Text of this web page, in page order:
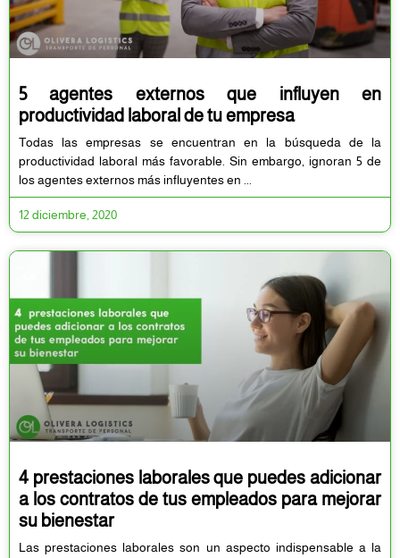
5 agentes externos que influyen en
productividad laboral de tu empresa
Todas las empresas se encuentran en la búsqueda de la
productividad laboral más favorable. Sin embargo, ignoran 5 de
los agentes externos más influyentes en
12 diciembre, 2020
4 prestaciones laborales que puedes adicionar
a los contratos de tus empleados para mejorar
su bienestar
Las prestaciones laborales son un aspecto indispensable a la